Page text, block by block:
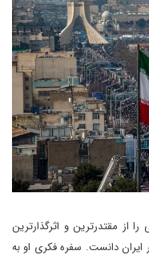
از مقتدرترین و اثرگذارترین
ایران دانست. سفره فکری او به